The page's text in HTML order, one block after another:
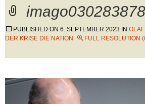
PUBLISHED ON 6. SEPTEMBER 2023 IN
DER KRISE DIE NATION
FULL RESOLUTION